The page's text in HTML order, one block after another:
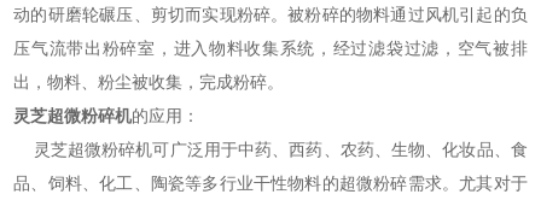
动的研磨轮碾压、剪切而实现粉碎。被粉碎的物料通过风机引起的负
压气流带出粉碎室，进入物料收集系统，经过滤袋过滤，空气被排
出，物料、粉尘被收集，完成粉碎。
灵芝超微粉碎机的应用：
灵芝超微粉碎机可广泛用于中药、西药、农药、生物、化妆品、食
品、饲料、化工、陶瓷等多行业干性物料的超微粉碎需求。尤其对于